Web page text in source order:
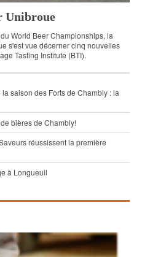
Unibroue
World Beer Championships, la
s'est vue décerner cinq nouvelles
Tasting Institute (BTI).
saison des Forts de Chambly : la
bières de Chambly!
réussissent la première
à Longueuil